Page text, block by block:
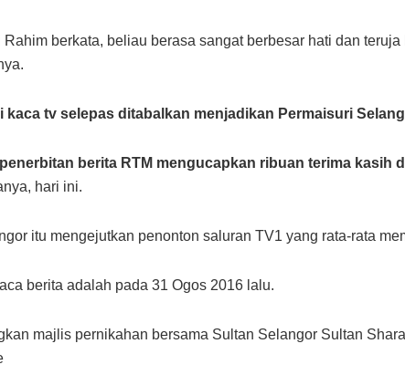
berkata, beliau berasa sangat berbesar hati dan
tv selepas ditabalkan menjadikan Permaisuri
berita RTM mengucapkan ribuan terima kasih
hari ini.
itu mengejutkan penonton saluran TV1 yang rata-rata
berita adalah pada 31 Ogos 2016 lalu.
majlis pernikahan bersama Sultan Selangor Sultan